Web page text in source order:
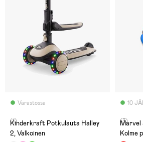
Varastossa
(1)
Kinderkraft Potkulauta Halley
2, Valkoinen
10
(3)
Marvel
Kolme